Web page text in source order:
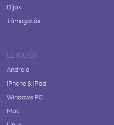
Díjak
Támogatás
LETÖLTÉS
Android
iPhone & iPad
Windows PC
Mac